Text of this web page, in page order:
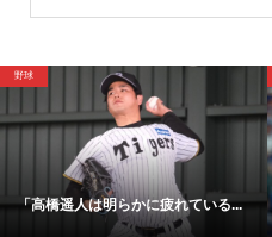
サッカー
「48時間以内にサイン！」冨安健...